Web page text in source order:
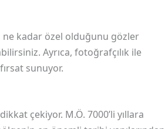
ne kadar özel olduğunu gözler
Ayrıca, fotoğrafçılık ile
sunuyor.
çekiyor. M.Ö. 7000’li yıllara